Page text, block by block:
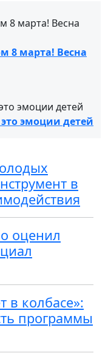
8 марта! Весна
эмоции детей
в
оценил
в колбасе»:
программы